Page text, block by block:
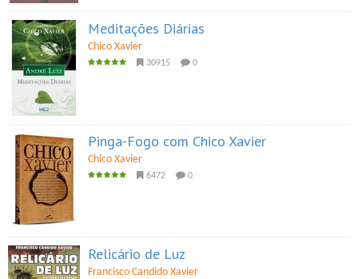
Meditações Diárias
Chico Xavier
30915 0
Pinga-Fogo com Chico Xavier
Chico Xavier
6472 0
Relicário de Luz
Francisco Candido Xavier